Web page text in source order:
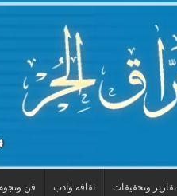
تقارير وتحقيقات ثقافة وادب فن